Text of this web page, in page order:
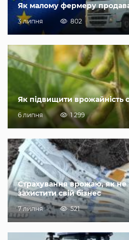
Як малому фермеру
3 липня 802
Як підвищити врожайність
6 липня 1 299
Страхування врожаю, як не
захистити свій бізнес
7 липня 521